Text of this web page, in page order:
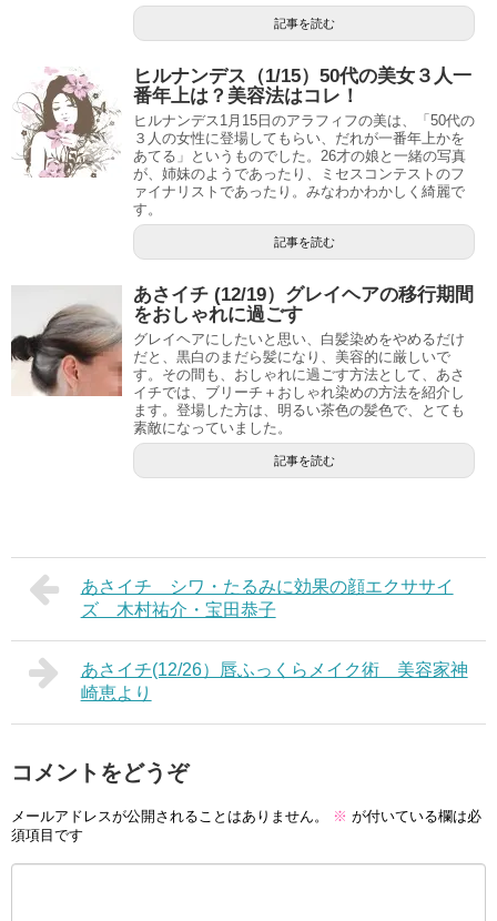
記事を読む
ヒルナンデス（1/15）50代の美女３人一
番年上は？美容法はコレ！
ヒルナンデス1月15日のアラフィフの美は、「50代の
３人の女性に登場してもらい、だれが一番年上かを
あてる」というものでした。26才の娘と一緒の写真
が、姉妹のようであったり、ミセスコンテストのフ
ァイナリストであったり。みなわかわかしく綺麗で
す。
記事を読む
あさイチ (12/19）グレイヘアの移行期間
をおしゃれに過ごす
グレイヘアにしたいと思い、白髪染めをやめるだけ
だと、黒白のまだら髪になり、美容的に厳しいで
す。その間も、おしゃれに過ごす方法として、あさ
イチでは、ブリーチ＋おしゃれ染めの方法を紹介し
ます。登場した方は、明るい茶色の髪色で、とても
素敵になっていました。
記事を読む
あさイチ シワ・たるみに効果の顔エクササイ
ズ 木村祐介・宝田恭子
あさイチ(12/26）唇ふっくらメイク術 美容家神
崎恵より
コメントをどうぞ
メールアドレスが公開されることはありません。 ※ が付いている欄は必
須項目です